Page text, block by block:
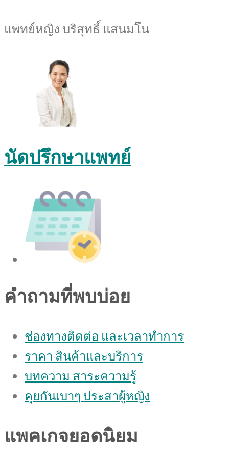
แพทย์หญิง บริสุทธิ์ แสนมโน
นัดปรึกษาแพทย์
คำถามที่พบบ่อย
ช่องทางติดต่อ และเวลาทำการ
ราคา สินค้าและบริการ
บทความ สาระความรู้
คุยกันเบาๆ ประสาผู้หญิง
แพคเกจยอดนิยม